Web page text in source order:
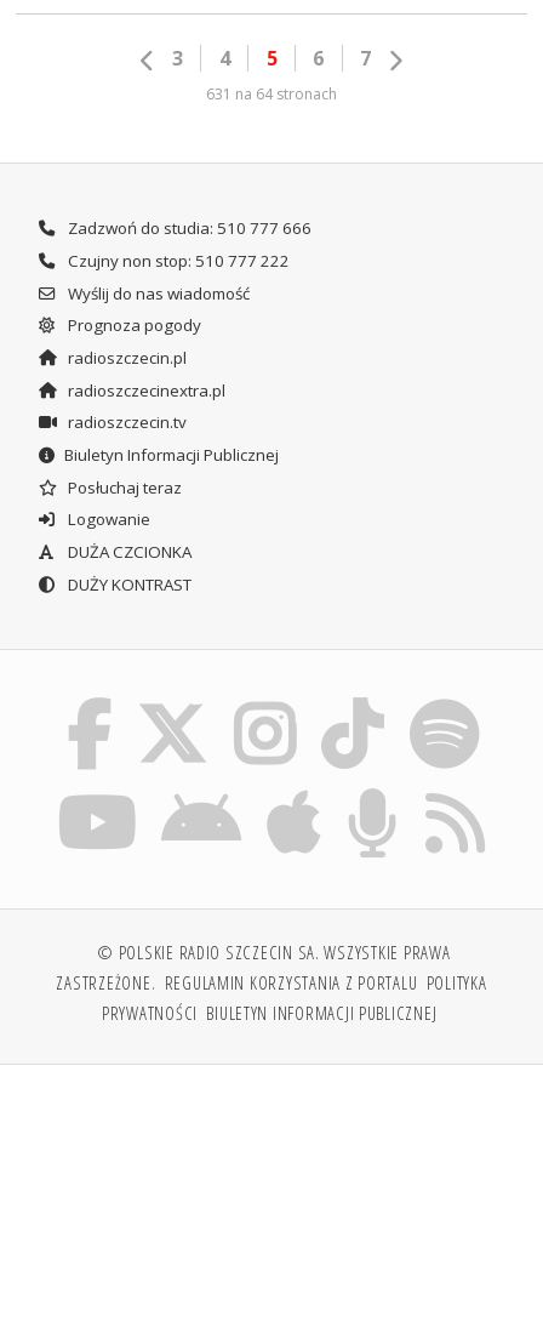
3 4 5 6 7
631 na 64 stronach
Zadzwoń do studia: 510 777 666
Czujny non stop: 510 777 222
Wyślij do nas wiadomość
Prognoza pogody
radioszczecin.pl
radioszczecinextra.pl
radioszczecin.tv
Biuletyn Informacji Publicznej
Posłuchaj teraz
Logowanie
DUŻA CZCIONKA
DUŻY KONTRAST
© POLSKIE RADIO SZCZECIN SA. WSZYSTKIE PRAWA
ZASTRZEŻONE. REGULAMIN KORZYSTANIA Z PORTALU POLITYKA
PRYWATNOŚCI BIULETYN INFORMACJI PUBLICZNEJ